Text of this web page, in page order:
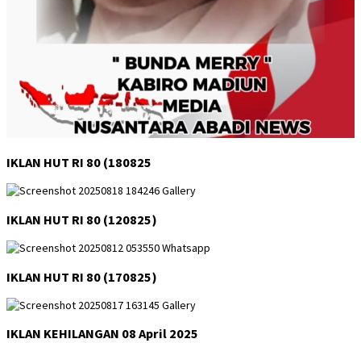
IKLAN HUT RI 80 (180825
IKLAN HUT RI 80 (120825)
IKLAN HUT RI 80 (170825)
IKLAN KEHILANGAN 08 April 2025